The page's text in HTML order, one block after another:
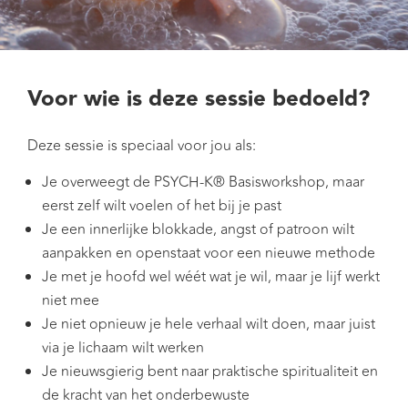
Voor wie is deze sessie bedoeld?
Deze sessie is speciaal voor jou als:
Je overweegt de PSYCH-K® Basisworkshop, maar
eerst zelf wilt voelen of het bij je past
Je een innerlijke blokkade, angst of patroon wilt
aanpakken en openstaat voor een nieuwe methode
Je met je hoofd wel wéét wat je wil, maar je lijf werkt
niet mee
Je niet opnieuw je hele verhaal wilt doen, maar juist
via je lichaam wilt werken
Je nieuwsgierig bent naar praktische spiritualiteit en
de kracht van het onderbewuste